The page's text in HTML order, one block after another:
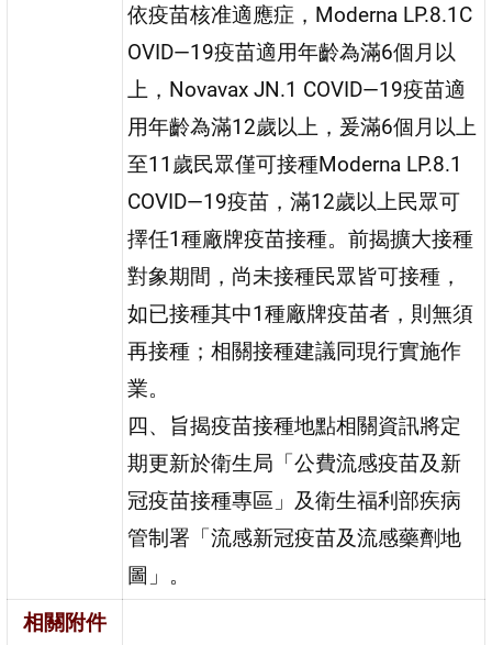
依疫苗核准適應症，Moderna LP.8.1C
OVID—19疫苗適用年齡為滿6個月以
上，Novavax JN.1 COVID—19疫苗適
用年齡為滿12歲以上，爰滿6個月以上
至11歲民眾僅可接種Moderna LP.8.1
COVID—19疫苗，滿12歲以上民眾可
擇任1種廠牌疫苗接種。前揭擴大接種
對象期間，尚未接種民眾皆可接種，
如已接種其中1種廠牌疫苗者，則無須
再接種；相關接種建議同現行實施作
業。
四、旨揭疫苗接種地點相關資訊將定
期更新於衛生局「公費流感疫苗及新
冠疫苗接種專區」及衛生福利部疾病
管制署「流感新冠疫苗及流感藥劑地
圖」。
相關附件